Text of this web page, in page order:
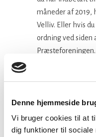
Denne hjemmeside
Vi bruger cookies til at
dig funktioner til
måneder af 2019,
Velliv. Eller hvis
ordning ved siden
maksbeløbet,
PFA kan
Hvis du er i tvivl
indbetalt,